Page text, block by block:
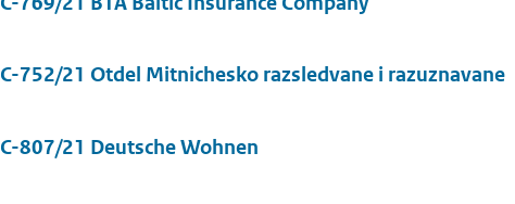
C-752/21 Otdel Mitnichesko razsledvane i razuznavane
C-807/21 Deutsche Wohnen